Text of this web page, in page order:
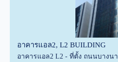
อาคารแอล2, L2 BUILDING
อาคารแอล2 L2 - ที่ตั้ง ถนนบางน